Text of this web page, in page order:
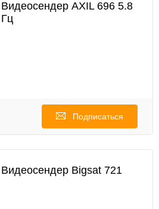
Видеосендер AXIL 696 5.8
Гц
Подписаться
Видеосендер Bigsat 721